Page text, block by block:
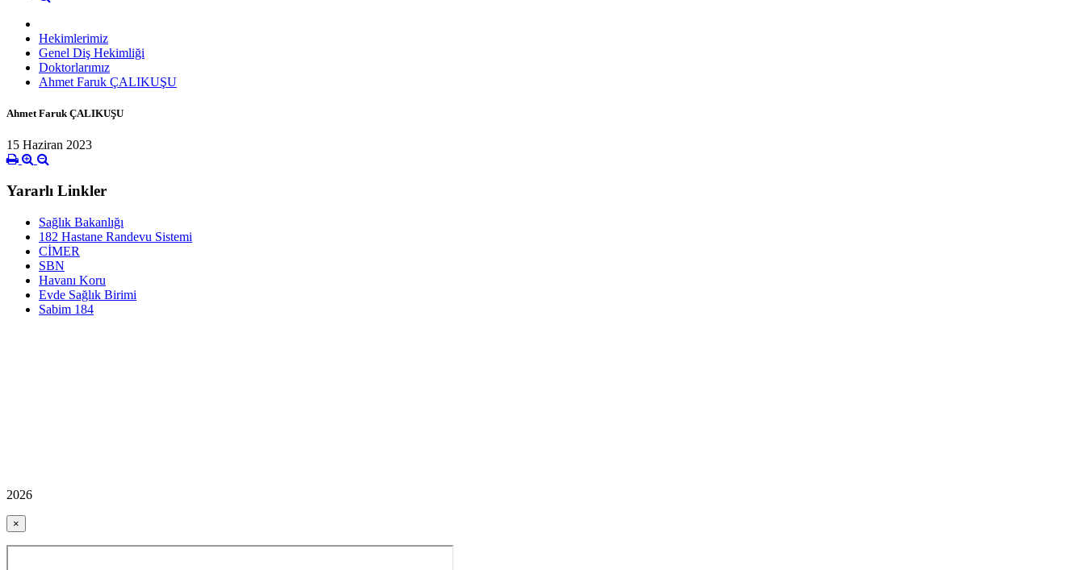
Hekimlerimiz
Genel Diş Hekimliği
Doktorlarımız
Ahmet Faruk ÇALIKUŞU
Ahmet Faruk ÇALIKUŞU
15 Haziran 2023
Yararlı Linkler
Sağlık Bakanlığı
182 Hastane Randevu Sistemi
CİMER
SBN
Havanı Koru
Evde Sağlık Birimi
Sabim 184
2026
×